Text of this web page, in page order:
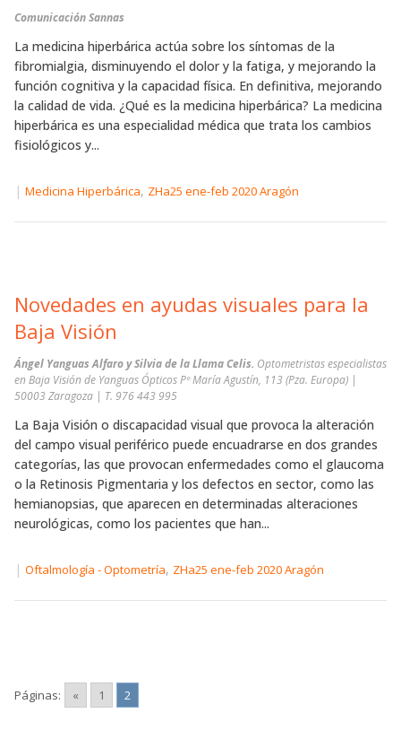
Comunicación Sannas
La medicina hiperbárica actúa sobre los síntomas de la
fibromialgia, disminuyendo el dolor y la fatiga, y mejorando la
función cognitiva y la capacidad física. En definitiva, mejorando
la calidad de vida. ¿Qué es la medicina hiperbárica? La medicina
hiperbárica es una especialidad médica que trata los cambios
fisiológicos y...
| Medicina Hiperbárica, ZHa25 ene-feb 2020 Aragón
Novedades en ayudas visuales para la
Baja Visión
Ángel Yanguas Alfaro y Silvia de la Llama Celis. Optometristas especialistas
en Baja Visión de Yanguas Ópticos Pº María Agustín, 113 (Pza. Europa) |
50003 Zaragoza | T. 976 443 995
La Baja Visión o discapacidad visual que provoca la alteración
del campo visual periférico puede encuadrarse en dos grandes
categorías, las que provocan enfermedades como el glaucoma
o la Retinosis Pigmentaria y los defectos en sector, como las
hemianopsias, que aparecen en determinadas alteraciones
neurológicas, como los pacientes que han...
| Oftalmología - Optometría, ZHa25 ene-feb 2020 Aragón
Páginas: « 1 2